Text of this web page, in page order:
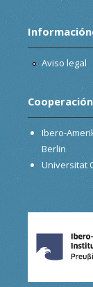
Aviso legal
Ibero-
Berlin
Universitat